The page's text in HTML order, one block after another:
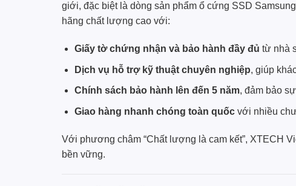
giới, đặc biệt là dòng sản phẩm ổ cứng SSD
hãng chất lượng cao với:
Giấy tờ chứng nhận và bảo hành đầy đủ từ nhà
Dịch vụ hỗ trợ kỹ thuật chuyên nghiệp, giúp
Chính sách bảo hành lên đến 5 năm, đảm bảo
Giao hàng nhanh chóng toàn quốcvới nhiều
Với phương châm “Chất lượng là cam kết”, XTECH
bền vững.